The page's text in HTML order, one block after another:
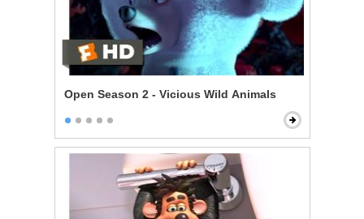
Open Season 2 - Vicious Wild Animals